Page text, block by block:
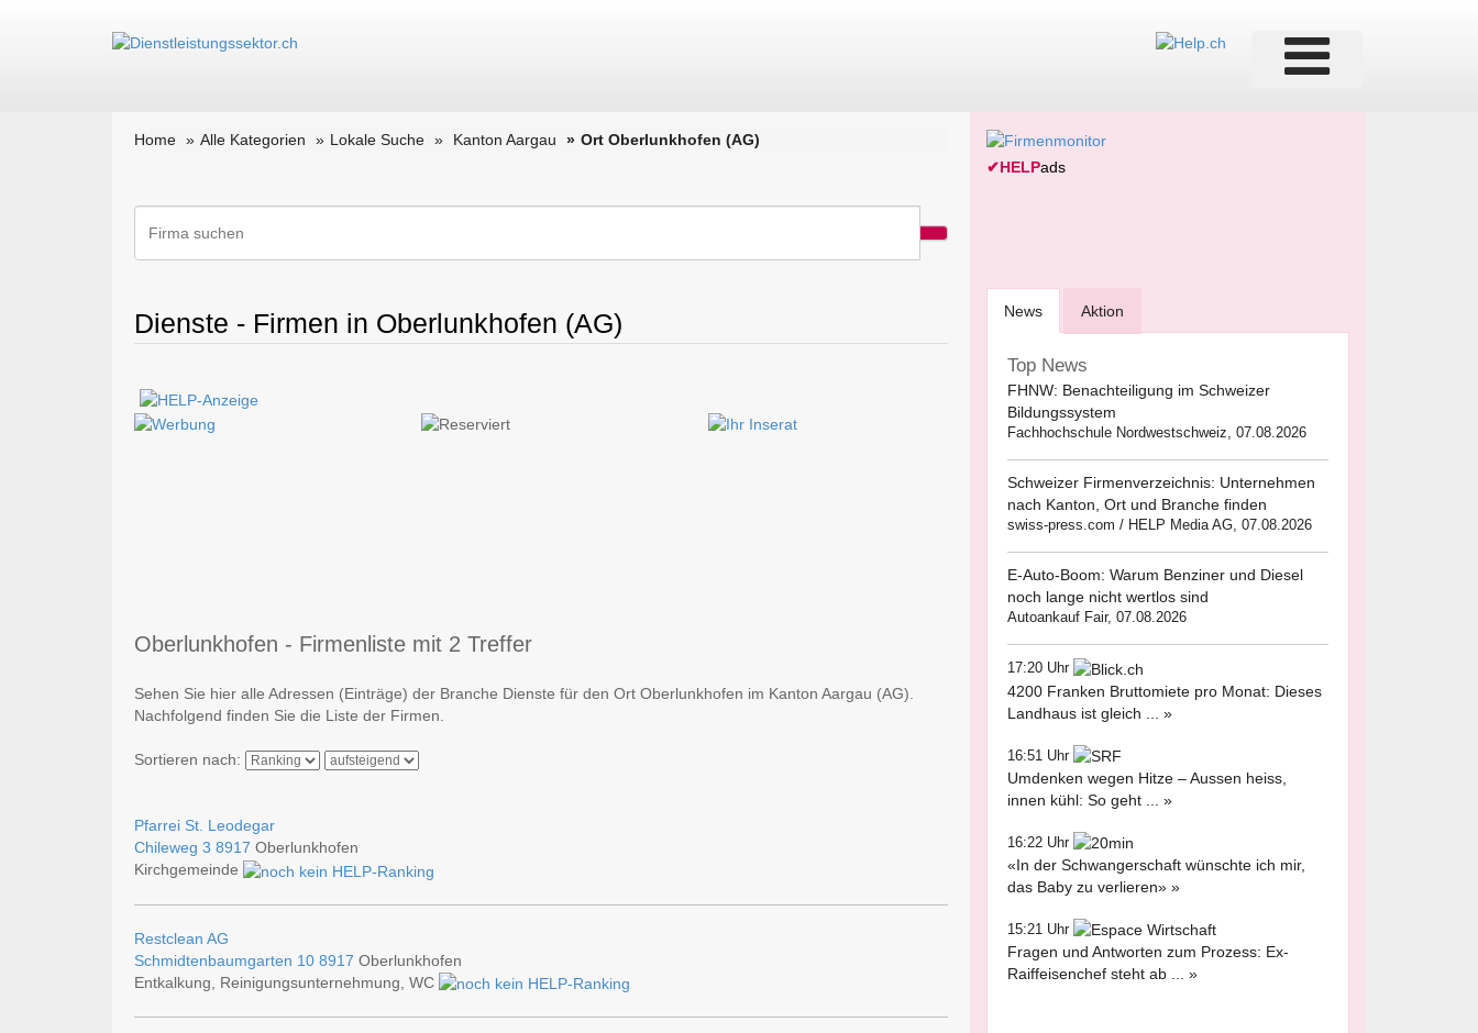
Home Alle Kategorien Lokale Suche Kanton Aargau Ort Oberlunkhofen (AG)
Dienste - Firmen in Oberlunkhofen (AG)
Oberlunkhofen - Firmenliste mit 2 Treffer
Sehen Sie hier alle Adressen (Einträge) der Branche Dienste für den Ort Oberlunkhofen im Kanton Aargau (AG).
Nachfolgend finden Sie die Liste der Firmen.
Sortieren nach:
Pfarrei St. Leodegar
Chileweg 3 8917 Oberlunkhofen
Kirchgemeinde
Restclean AG
Schmidtenbaumgarten 10 8917 Oberlunkhofen
Entkalkung, Reinigungsunternehmung, WC
✔HELPads
News Aktion
Top News
FHNW: Benachteiligung im Schweizer
Bildungssystem
Fachhochschule Nordwestschweiz, 07.08.2026
Schweizer Firmenverzeichnis: Unternehmen
nach Kanton, Ort und Branche finden
swiss-press.com / HELP Media AG, 07.08.2026
E-Auto-Boom: Warum Benziner und Diesel
noch lange nicht wertlos sind
Autoankauf Fair, 07.08.2026
17:20 Uhr
4200 Franken Bruttomiete pro Monat: Dieses
Landhaus ist gleich ... »
16:51 Uhr
Umdenken wegen Hitze – Aussen heiss,
innen kühl: So geht ... »
16:22 Uhr
«In der Schwangerschaft wünschte ich mir,
das Baby zu verlieren» »
15:21 Uhr
Fragen und Antworten zum Prozess: Ex-
Raiffeisenchef steht ab ... »